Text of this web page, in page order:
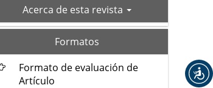
acerca-Acerca de esta revista
Formatos
Formato de evaluación de
Artículo